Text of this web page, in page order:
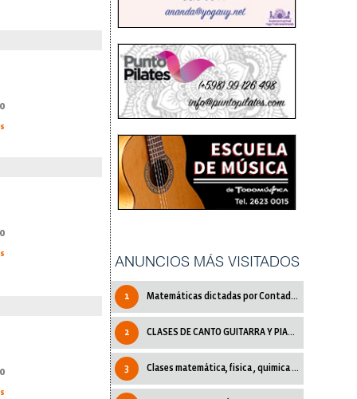
0
0
0
ANUNCIOS MÁS VISITADOS
1 Matemáticas dictadas por Contadora Pública
2 CLASES DE CANTO GUITARRA Y PIANO.
3 Clases matemática, fisica , quimica y mas